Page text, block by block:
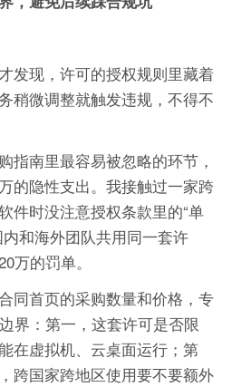
发现，许可的授权规则里藏着
稍微调整就触发违规，不得不
指南里最容易被忽略的环节，
的隐性支出。我接触过一家跨
件时没注意授权条款里的“单
和海外团队共用同一套许
万的罚单。
同首页的采购数量和价格，专
界：第一，这套许可是否限
在虚拟机、云桌面运行；第
跨国家跨地区使用要不要额外